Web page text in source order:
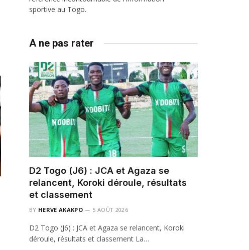
sportive au Togo.
A ne pas rater
D2 Togo (J6) : JCA et Agaza se
relancent, Koroki déroule, résultats
et classement
BY HERVE AKAKPO 5 AOÛT 2026
D2 Togo (J6) : JCA et Agaza se relancent, Koroki
déroule, résultats et classement La…